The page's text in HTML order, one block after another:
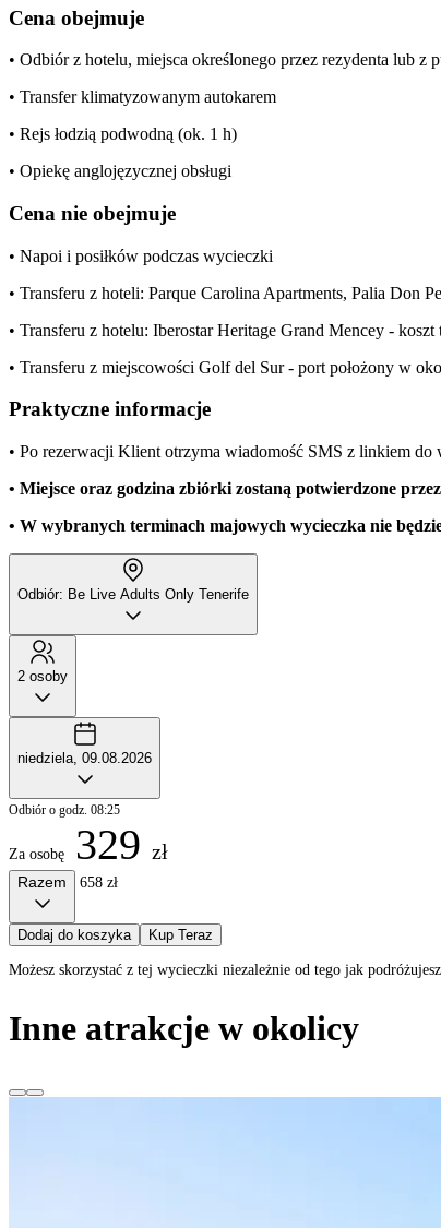
Cena obejmuje
• Odbiór z hotelu, miejsca określonego przez rezydenta lub z
• Transfer klimatyzowanym autokarem
• Rejs łodzią podwodną (ok. 1 h)
• Opiekę anglojęzycznej obsługi
Cena nie obejmuje
• Napoi i posiłków podczas wycieczki
• Transferu z hoteli: Parque Carolina Apartments, Palia Don
• Transferu z hotelu: Iberostar Heritage Grand Mencey -
• Transferu z miejscowości Golf del Sur - port położony w
Praktyczne informacje
• Po rezerwacji Klient otrzyma wiadomość SMS z linkiem
• Miejsce oraz godzina zbiórki zostaną potwierdzone
• W wybranych terminach majowych wycieczka nie
Odbiór: Be Live Adults Only Tenerife
2 osoby
niedziela, 09.08.2026
Odbiór o godz. 08:25
Za osobę 329 zł
Razem 658 zł
Dodaj do koszyka Kup Teraz
Możesz skorzystać z tej wycieczki niezależnie od tego jak
Inne atrakcje w okolicy